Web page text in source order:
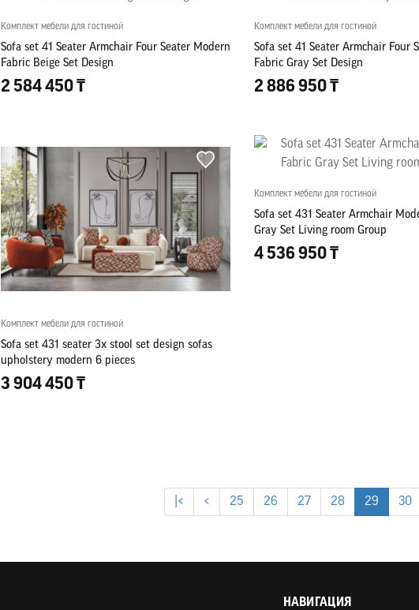
Комплект мебели для гостиной
Sofa set 41 Seater Armchair Four Seater Modern
Fabric Beige Set Design
2 584 450 ₸
Комплект мебели для гостиной
Sofa set 41 Seater Armchair Four
Fabric Gray Set Design
2 886 950 ₸
Комплект мебели для гостиной
Sofa set 431 seater 3x stool set design sofas
upholstery modern 6 pieces
3 904 450 ₸
Комплект мебели для гостиной
Sofa set 431 Seater Armchair
Gray Set Living room Group
4 536 950 ₸
|< < 25 26 27 28 29 30
НАВИГАЦИЯ